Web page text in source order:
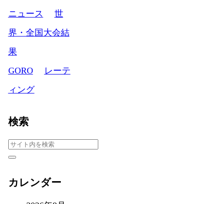
ニュース
世
界・全国大会結
果
GORO
レーテ
ィング
検索
カレンダー